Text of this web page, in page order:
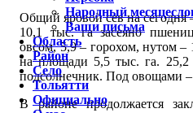
Общий яровой сев на сегодня
10,1 тыс. га засеяно
овсом, 5,9 – горохом, нутом –
на площади 5,5 тыс. га. 25,2
подсолнечник. Под овощами –
В районе продолжается
Народный
Ваши письма
Область
Район
Село
Тольятти
Официально